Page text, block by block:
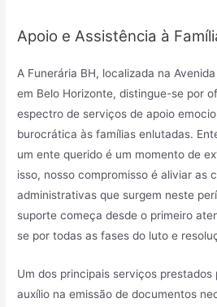
Apoio e Assistência à
A Funerária BH, localizada na
em Belo Horizonte, distingue-se por
espectro de serviços de apoio
burocrática às famílias enlutadas.
um ente querido é um momento de
isso, nosso compromisso é aliviar as
administrativas que surgem neste
suporte começa desde o primeiro
se por todas as fases do luto e
Um dos principais serviços prestados
auxílio na emissão de documentos